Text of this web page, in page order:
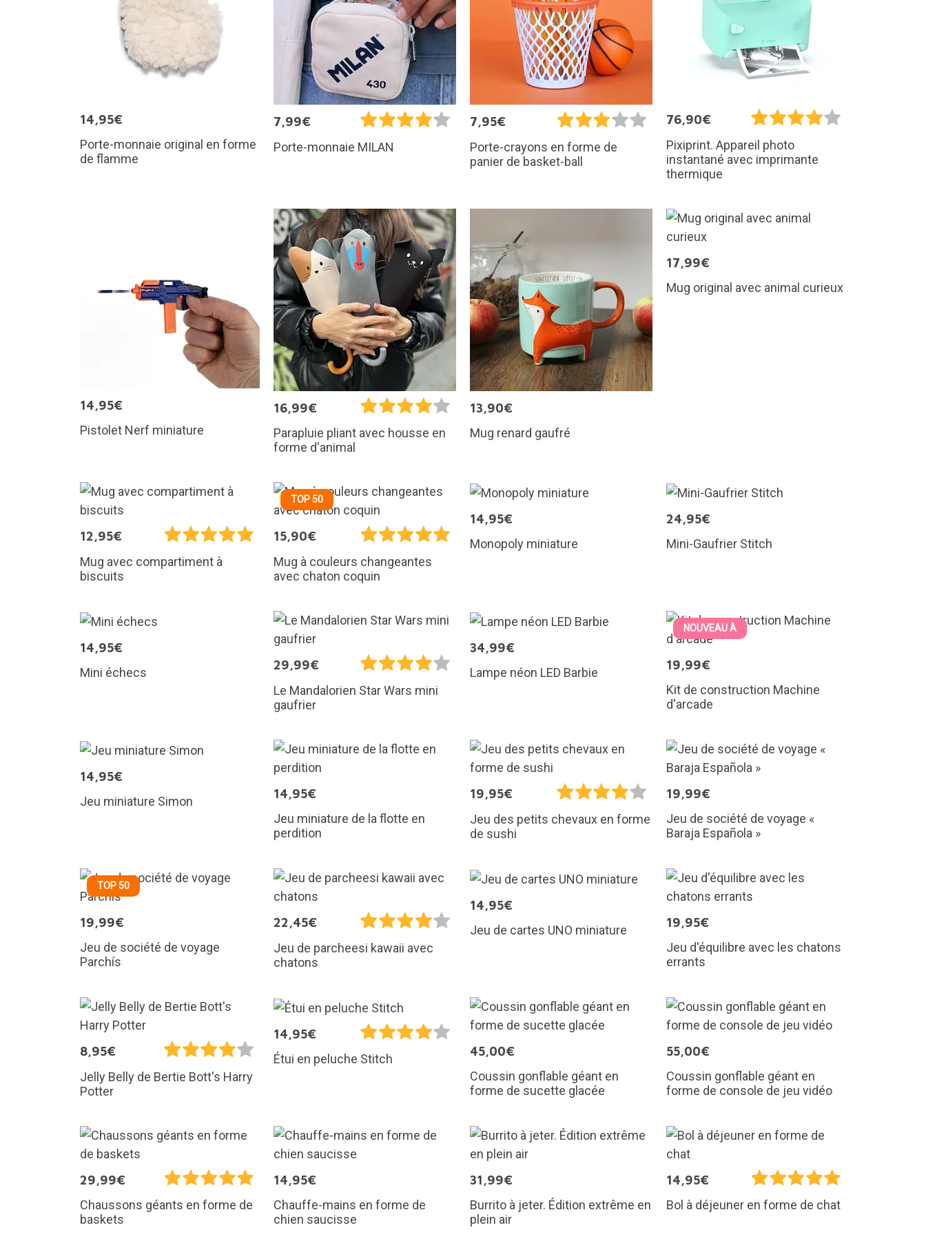
14,95€
Porte-monnaie original en forme
de flamme
7,99€
Porte-monnaie MILAN
7,95€
Porte-crayons en forme de
panier de basket-ball
76,90€
Pixiprint. Appareil photo
instantané avec imprimante
thermique
14,95€
Pistolet Nerf miniature
16,99€
Parapluie pliant avec housse en
forme d'animal
13,90€
Mug renard gaufré
17,99€
Mug original avec animal curieux
12,95€
Mug avec compartiment à
biscuits
TOP 50
15,90€
Mug à couleurs changeantes
avec chaton coquin
14,95€
Monopoly miniature
24,95€
Mini-Gaufrier Stitch
14,95€
Mini échecs
29,99€
Le Mandalorien Star Wars mini
gaufrier
34,99€
Lampe néon LED Barbie
NOUVEAU À
19,99€
Kit de construction Machine
d'arcade
14,95€
Jeu miniature Simon
14,95€
Jeu miniature de la flotte en
perdition
19,95€
Jeu des petits chevaux en forme
de sushi
19,99€
Jeu de société de voyage «
Baraja Española »
TOP 50
19,99€
Jeu de société de voyage
Parchís
22,45€
Jeu de parcheesi kawaii avec
chatons
14,95€
Jeu de cartes UNO miniature
19,95€
Jeu d'équilibre avec les chatons
errants
8,95€
Jelly Belly de Bertie Bott's Harry
Potter
14,95€
Étui en peluche Stitch
45,00€
Coussin gonflable géant en
forme de sucette glacée
55,00€
Coussin gonflable géant en
forme de console de jeu vidéo
29,99€
Chaussons géants en forme de
baskets
14,95€
Chauffe-mains en forme de
chien saucisse
31,99€
Burrito à jeter. Édition extrême en
plein air
14,95€
Bol à déjeuner en forme de chat